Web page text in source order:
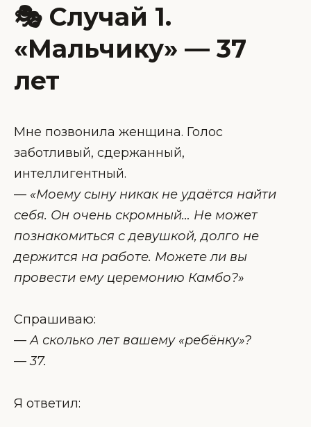
🎭 Случай 1.
«Мальчику» — 37
лет
Мне позвонила женщина. Голос
заботливый, сдержанный,
интеллигентный.
— «Моему сыну никак не удаётся найти
себя. Он очень скромный… Не может
познакомиться с девушкой, долго не
держится на работе. Можете ли вы
провести ему церемонию Камбо?»
Спрашиваю:
—А сколько лет вашему «ребёнку»?
—37.
Я ответил: